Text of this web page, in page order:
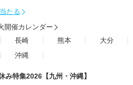
たる
開催カレンダー
長崎 熊本
大分
沖縄
み特集2026【九州・沖縄】